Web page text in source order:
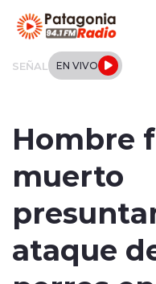
SEÑAL EN VIVO
Hombre
muerto
ataque